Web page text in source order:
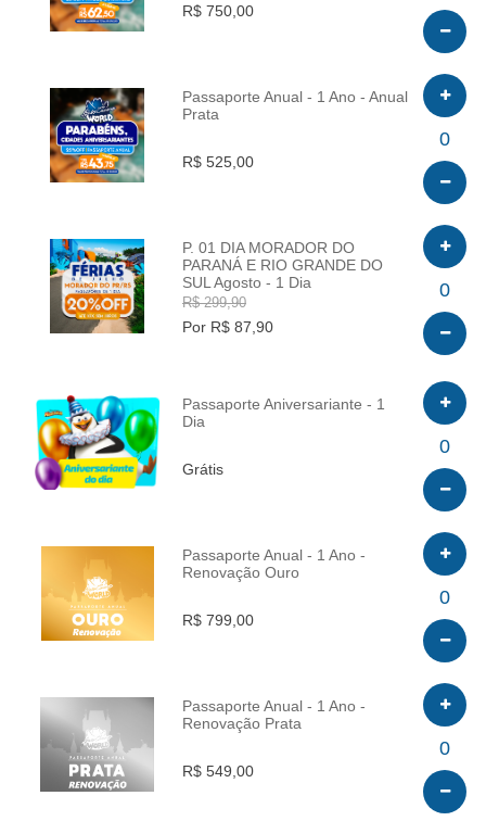
R$ 750,00
INFO
Passaporte Anual - 1 Ano - Anual
Prata
R$ 525,00
0
INFO
P. 01 DIA MORADOR DO
PARANÁ E RIO GRANDE DO
SUL Agosto - 1 Dia
R$ 299,90
Por R$ 87,90
0
INFO
Passaporte Aniversariante - 1
Dia
Grátis
0
INFO
Passaporte Anual - 1 Ano -
Renovação Ouro
R$ 799,00
0
INFO
Passaporte Anual - 1 Ano -
Renovação Prata
R$ 549,00
0